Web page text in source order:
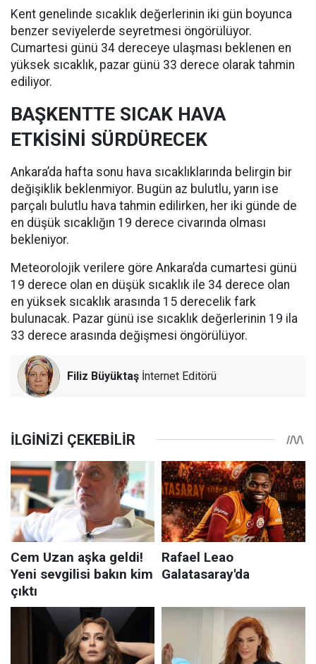
Kent genelinde sıcaklık değerlerinin iki gün boyunca
benzer seviyelerde seyretmesi öngörülüyor.
Cumartesi günü 34 dereceye ulaşması beklenen en
yüksek sıcaklık, pazar günü 33 derece olarak tahmin
ediliyor.
BAŞKENTTE SICAK HAVA
ETKİSİNİ SÜRDÜRECEK
Ankara’da hafta sonu hava sıcaklıklarında belirgin bir
değişiklik beklenmiyor. Bugün az bulutlu, yarın ise
parçalı bulutlu hava tahmin edilirken, her iki günde de
en düşük sıcaklığın 19 derece civarında olması
bekleniyor.
Meteorolojik verilere göre Ankara’da cumartesi günü
19 derece olan en düşük sıcaklık ile 34 derece olan
en yüksek sıcaklık arasında 15 derecelik fark
bulunacak. Pazar günü ise sıcaklık değerlerinin 19 ila
33 derece arasında değişmesi öngörülüyor.
Filiz Büyüktaş İnternet Editörü